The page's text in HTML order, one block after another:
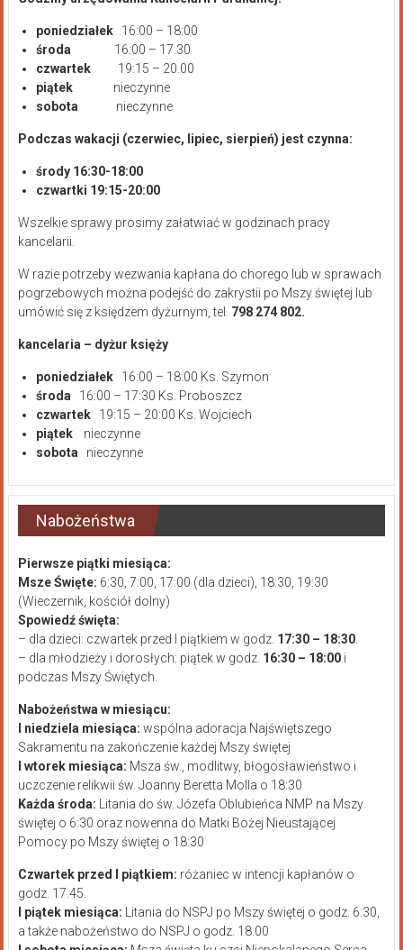
poniedziałek
16:00 – 18:00
środa
16:00 – 17.30
czwartek 19:15 – 20.00
piątek
nieczynne
sobota nieczynne
Podczas wakacji (czerwiec, lipiec, sierpień) jest czynna:
środy 16:30-18:00
czwartki 19:15-20:00
Wszelkie sprawy prosimy załatwiać w godzinach pracy
kancelarii.
W razie potrzeby wezwania kapłana do chorego lub w sprawach
pogrzebowych można podejść do zakrystii po Mszy świętej lub
umówić się z księdzem dyżurnym, tel.
798 274 802.
kancelaria – dyżur księży
poniedziałek16:00 – 18:00 Ks. Szymon
środa 16:00 – 17:30 Ks. Proboszcz
czwartek19:15 – 20:00 Ks. Wojciech
piątek
nieczynne
sobota nieczynne
Nabożeństwa
Pierwsze piątki miesiąca:
Msze Święte: 6:30, 7:00, 17:00 (dla dzieci), 18:30, 19:30
(Wieczernik, kościół dolny)
Spowiedź święta:
– dla dzieci: czwartek przed I piątkiem w godz. 17:30 – 18:30.
– dla młodzieży i dorosłych: piątek w godz. 16:30 – 18:00i
podczas Mszy Świętych.
Nabożeństwa w miesiącu:
I niedziela miesiąca: wspólna adoracja Najświętszego
Sakramentu na zakończenie każdej Mszy świętej
I wtorek miesiąca: Msza św., modlitwy, błogosławieństwo i
uczczenie relikwii św. Joanny Beretta Molla o 18:30
Każda środa: Litania do św. Józefa Oblubieńca NMP na Mszy
świętej o 6:30 oraz nowenna do Matki Bożej Nieustającej
Pomocy po Mszy świętej o 18:30
Czwartek przed I piątkiem: różaniec w intencji kapłanów o
godz. 17.45.
I piątek miesiąca: Litania do NSPJ po Mszy świętej o godz. 6:30,
a także nabożeństwo do NSPJ o godz. 18.00